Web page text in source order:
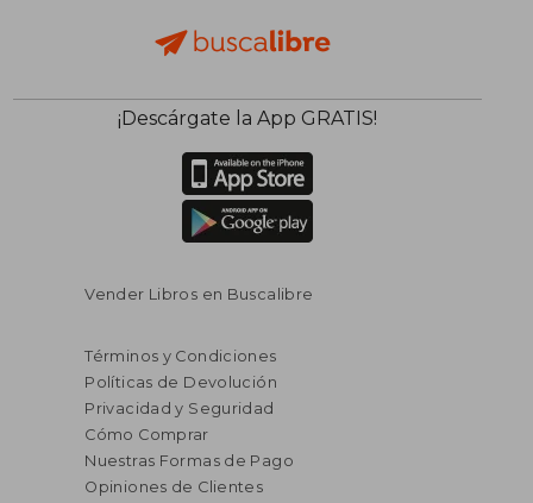
¡Descárgate la App GRATIS!
Vender Libros en Buscalibre
Términos y Condiciones
Políticas de Devolución
Privacidad y Seguridad
Cómo Comprar
Nuestras Formas de Pago
Opiniones de Clientes